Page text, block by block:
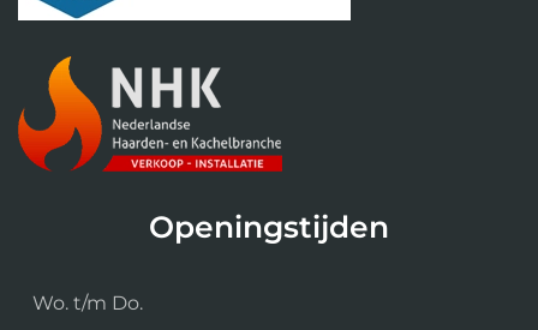
Openingstijden
Wo. t/m Do.